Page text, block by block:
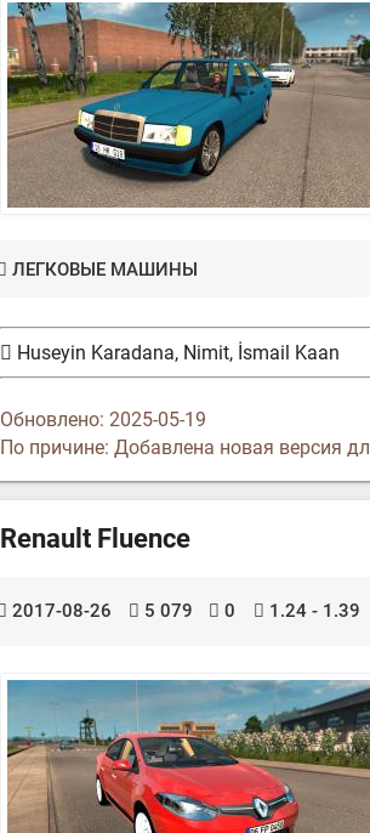
ЛЕГКОВЫЕ МАШИНЫ
Huseyin Karadana, Nimit, İsmail Kaan
Обновлено: 2025-05-19
По причине: Добавлена новая версия
Renault Fluence
2017-08-26 5 079 0 1.24 - 1.39